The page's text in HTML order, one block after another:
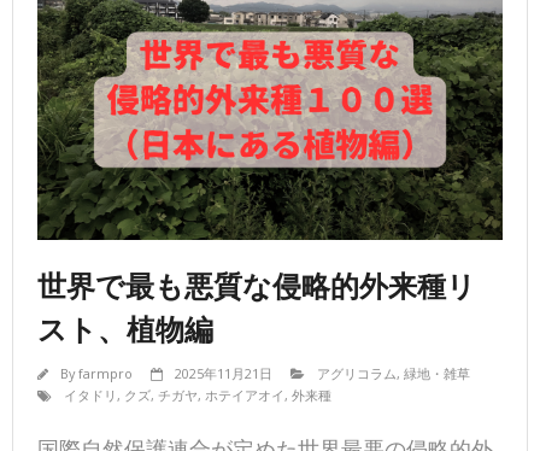
世界で最も悪質な侵略的外来種リ
スト、植物編
Byfarmpro 2025年11月21日 アグリコラム, 緑地・雑草
イタドリ , クズ, チガヤ, ホテイアオイ , 外来種